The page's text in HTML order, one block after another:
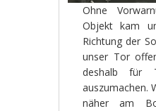
Ohne
Objekt kam
Richtung der
unser Tor
deshalb für
auszumachen.
näher am